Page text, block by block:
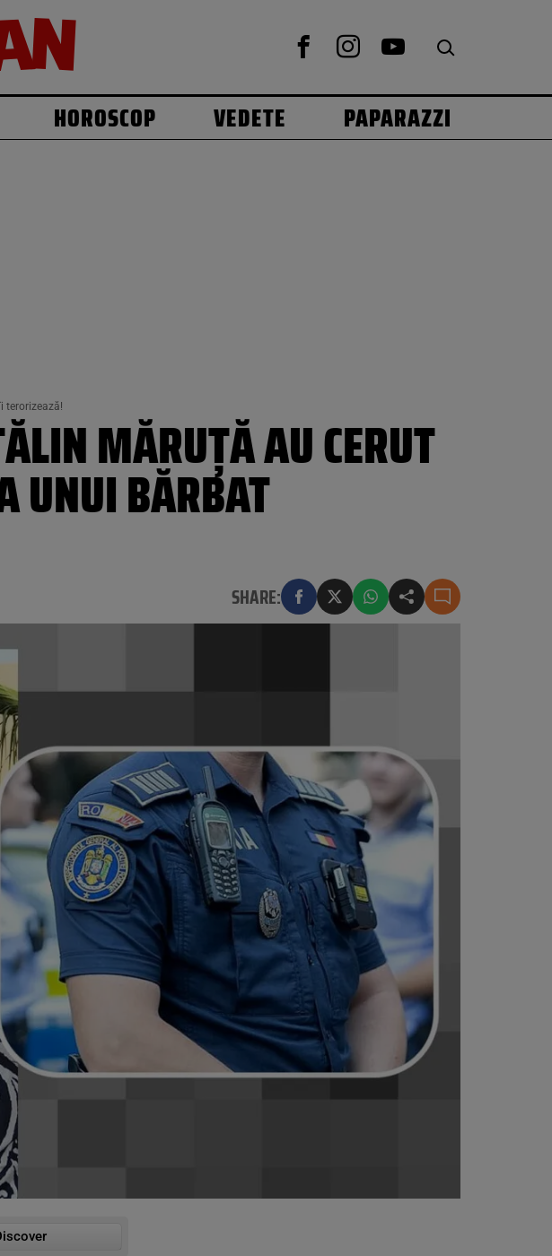
HOROSCOP VEDETE PAPARAZZI
terorizează!
MĂRUȚĂ AU CERUT
UNUI BĂRBAT
SHARE: